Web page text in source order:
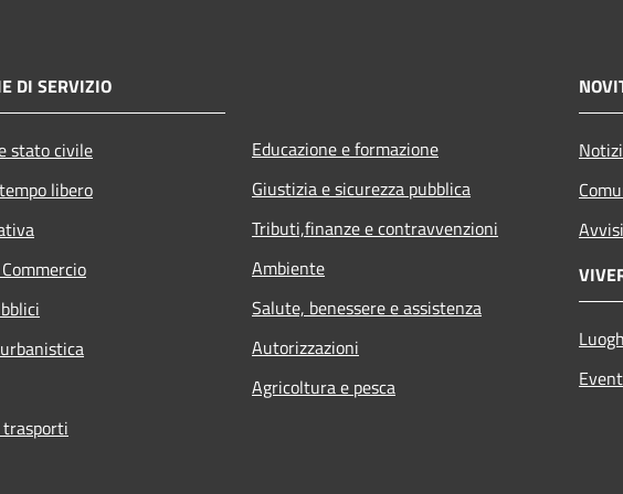
DI SERVIZIO
stato civile
libero
Educazione e formazione
Giustizia e sicurezza pubblica
Tributi,finanze e contravvenzioni
Ambiente
Salute, benessere e assistenza
Autorizzazioni
Agricoltura e pesca
Avvisi